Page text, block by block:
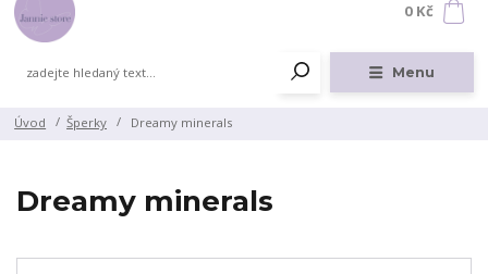
Menu
0 Kč
Úvod Šperky Dreamy minerals
Dreamy minerals